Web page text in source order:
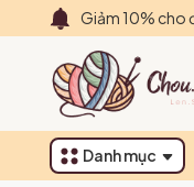
Giảm 10% cho
Danh mục